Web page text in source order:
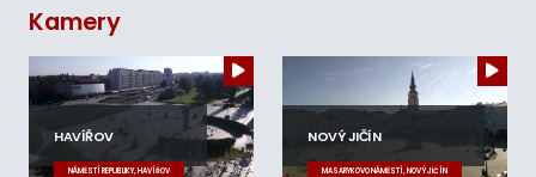
Kamery
HAVÍŘOV
NÁMĚSTÍ REPUBLIKY, HAVÍŘOV
NOVÝ JIČÍN
MASARYKOVO NÁMĚSTÍ, NOVÝ JIČÍN